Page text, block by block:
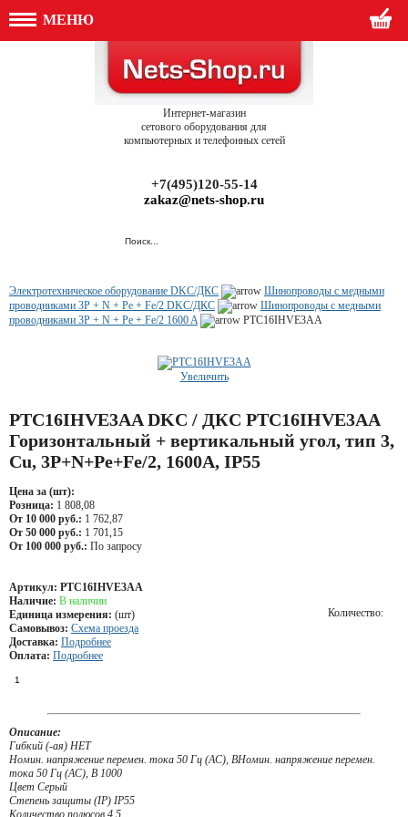
МЕНЮ
Интернет-магазин
сетового оборудования для
компьютерных и телефонных сетей
+7(495)120-55-14
zakaz@nets-shop.ru
Электротехническое оборудование DKC/ДКС
Шинопроводы с медными
проводниками 3P + N + Pe + Fe/2 DKC/ДКС
Шинопроводы с медными
проводниками 3P + N + Pe + Fe/2 1600 A
PTC16IHVE3AA
Увеличить
PTC16IHVE3AA DKC / ДКС PTC16IHVE3AA
Горизонтальный + вертикальный угол, тип 3,
Cu, 3P+N+Pe+Fe/2, 1600А, IP55
Цена за (шт):
Розница: 1 808,08
От 10 000 руб.: 1 762,87
От 50 000 руб.: 1 701,15
От 100 000 руб.: По запросу
Артикул: PTC16IHVE3AA
Наличие: В наличии
Единица измерения: (шт)
Самовывоз: Схема проезда
Доставка: Подробнее
Оплата: Подробнее
Количество:
Описание:
Гибкий (-ая) НЕТ
Номин. напряжение перемен. тока 50 Гц (AC), ВНомин. напряжение перемен.
тока 50 Гц (AC), В 1000
Цвет Серый
Степень защиты (IP) IP55
Количество полюсов 4.5